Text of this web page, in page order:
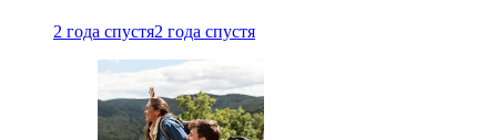
2 года спустя2 года спустя